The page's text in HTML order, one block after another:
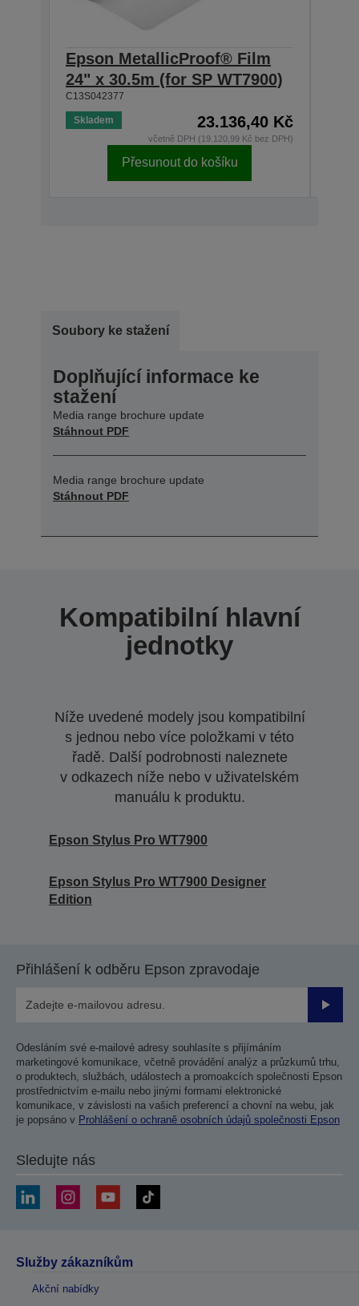
Epson MetallicProof® Film
24" x 30.5m (for SP WT7900)
C13S042377
Skladem 23.136,40 Kč
včetně DPH (19.120,99 Kč bez DPH)
Přesunout do košíku
Soubory ke stažení
Doplňující informace ke
stažení
Media range brochure update
Stáhnout PDF
Media range brochure update
Stáhnout PDF
Kompatibilní hlavní
jednotky
Níže uvedené modely jsou kompatibilní
s jednou nebo více položkami v této
řadě. Další podrobnosti naleznete
v odkazech níže nebo v uživatelském
manuálu k produktu.
Epson Stylus Pro WT7900
Epson Stylus Pro WT7900 Designer
Edition
Přihlášení k odběru Epson zpravodaje
Odesláním své e-mailové adresy souhlasíte s přijímáním
marketingové komunikace, včetně provádění analýz a průzkumů trhu,
o produktech, službách, událostech a promoakcích společnosti Epson
prostřednictvím e-mailu nebo jinými formami elektronické
komunikace, v závislosti na vašich preferencí a chovní na webu, jak
je popsáno v Prohlášení o ochraně osobních údajů společnosti Epson
Sledujte nás
Služby zákazníkům
Akční nabídky